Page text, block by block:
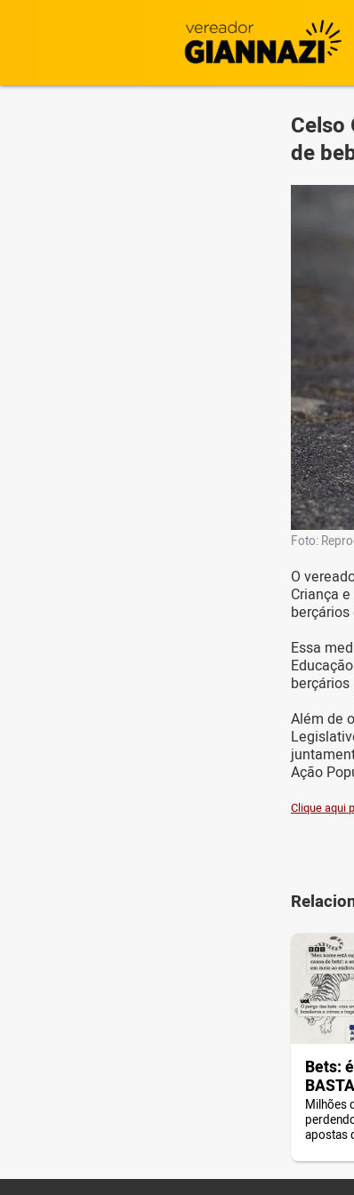
Celso
de
Foto:
O
Criança
Essa
Além de
Ação
Clique aqui
Bets:
Milhões
apostas